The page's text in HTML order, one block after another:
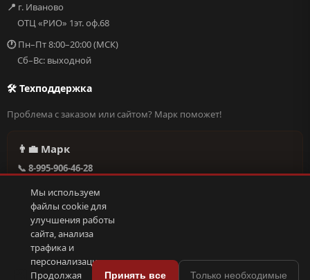
📍 г. Иваново
ОТЦ «РИО» 1эт. оф.68
🕐Пн–Пт 8:00–20:00 (МСК)
Сб–Вс: выходной
🛠 Техподдержка
Проблема с заказом или сайтом? Марк поможет!
👨‍💼 Марк
📞 8-995-906-46-28
🕐 Круглосуточно, без выходных
Написать в поддержку →
Мы используем
файлы cookie для
улучшения работы
сайта, анализа
трафика и
персонализации.
Продолжая
Принять все Только необходимые